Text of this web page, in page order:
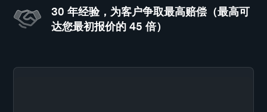
30 年经验，为客户争取最高赔偿（最高可
达您最初报价的 45 倍）